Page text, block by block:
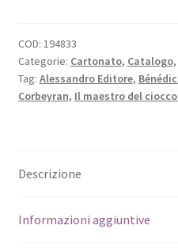
COD: 194833
Categorie: Cartonato, Catalogo,
Tag: Alessandro Editore,
Corbeyran, Il maestro del
Descrizione
Informazioni aggiuntive